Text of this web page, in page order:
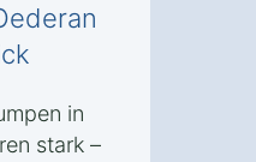
in
stark –